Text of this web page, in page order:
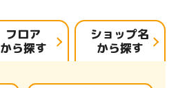
サービス案内
アクセス
フロア
から探す
ショップ名
から探す